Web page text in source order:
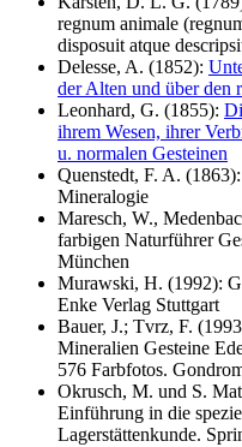
regnum animale
disposuit atque
Delesse, A. (1852):
der Alten und über den
Leonhard, G. (1855):
ihrem Wesen, ihrer
u. normalen Gesteinen
Quenstedt, F. A. (1863):
Mineralogie
Maresch, W.,
farbigen Naturführer
München
Murawski, H. (1992):
Enke Verlag Stuttgart
Bauer, J.; Tvrz, F.
Mineralien Gesteine
576 Farbfotos.
Okrusch, M. und S.
Einführung in die
Lagerstättenkunde.